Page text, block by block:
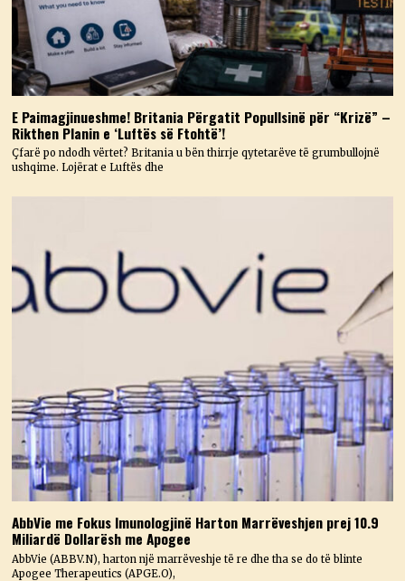
E Paimagjinueshme! Britania Përgatit Popullsinë për “Krizë” –
Rikthen Planin e ‘Luftës së Ftohtë’!
Çfarë po ndodh vërtet? Britania u bën thirrje qytetarëve të grumbullojnë
ushqime. Lojërat e Luftës dhe
AbbVie me Fokus Imunologjinë Harton Marrëveshjen prej 10.9
Miliardë Dollarësh me Apogee
AbbVie (ABBV.N), harton një marrëveshje të re dhe tha se do të blinte
Apogee Therapeutics (APGE.O),